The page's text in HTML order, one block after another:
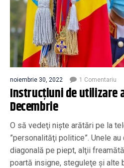
noiembrie 30, 2022 1 Comentariu
Instrucţiuni de utilizare
Decembrie
O să vedeţi nişte arătări pe la
”personalităţi politice”. Unele
diagonală pe piept, alţii
poartă insigne, steguleţe şi alte